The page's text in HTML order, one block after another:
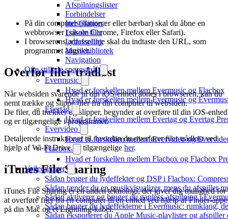
Afspilningslister
Forbindelser
Indstillinger
Lokale filer
Lydafspiller
Musikbibliotek
Navigation
Ofte stillede spørgsmål
Evermusic
Hvad er forskellen mellem Evermusic og Flacbox
Hvad er forskellen mellem Evermusic og
Evertag
Hvad er forskellen mellem Evertag og Evertag
Evervideo
Hvad er forskellen mellem Evervideo og
Flacbox
Hvad er forskellen mellem Flacbox og Flacbox
Vejledninger
Sådan bruger du lydeffekter og DSP i Flacbox:
Sådan tænder du en musikvisualizer, mens du afspiller
Sådan aktiverer og bruger du gapless-afspilning i
Sådan bruger du lydeffekterne i Evermusic: rumklang,
Sådan eksporterer du Apple Music-playlister og
På din computer (stationær eller bærbar) skal du åbne en
webbrowser (såsom Chrome, Firefox eller Safari).
I browserens adresselinje skal du indtaste den URL, som
programmet angiver.
Overfør filer trådløst
Når websiden svarende til din iOS-enhed åbnes i browseren, kan du
nemt trække og slippe filer fra din computer til websiden.
De filer, du trækker og slipper, begynder at overføre til din iOS-enhed
og er tilgængelige i programmet.
Detaljerede instruktioner til, hvordan du overfører filer trådløst ved
hjælp af Wi-Fi Drive, er tilgængelige her.
iTunes File Sharing
iTunes File Sharing er en anden teknologi, der giver dig mulighed for
at overføre filer fra en computer til en enhed ved hjælp af Finder-
på din Mac og et Lightning-kabel.